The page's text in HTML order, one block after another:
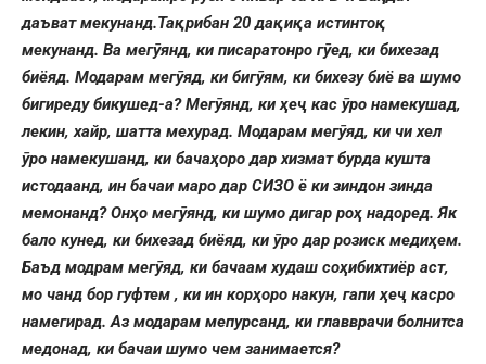
даъват мекунанд.Тақрибан 20 дақиқа истинтоқ
мекунанд. Ва мегӯянд, ки писаратонро гӯед, ки бихезад
биёяд. Модарам мегӯяд, ки бигӯям, ки бихезу биё ва шумо
бигиреду бикушед-а? Мегӯянд, ки ҳеҷ кас ӯро намекушад,
лекин, хайр, шатта мехурад. Модарам мегӯяд, ки чи хел
ӯро намекушанд, ки бачаҳоро дар хизмат бурда кушта
истодаанд, ин бачаи маро дар СИЗО ё ки зиндон зинда
мемонанд? Онҳо мегӯянд, ки шумо дигар роҳ надоред. Як
бало кунед, ки бихезад биёяд, ки ӯро дар розиск медиҳем.
Баъд модрам мегӯяд, ки бачаам худаш соҳибихтиёр аст,
мо чанд бор гуфтем , ки ин корҳоро накун, гапи ҳеҷ касро
намегирад. Аз модарам мепурсанд, ки главврачи болнитса
медонад, ки бачаи шумо чем занимается?